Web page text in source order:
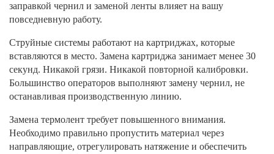
заправкой чернил и заменой ленты влияет на вашу
повседневную работу.
Струйные системы работают на картриджах, которые
вставляются в место. Замена картриджа занимает менее 30
секунд. Никакой грязи. Никакой повторной калибровки.
Большинство операторов выполняют замену чернил, не
останавливая производственную линию.
Замена термолент требует повышенного внимания.
Необходимо правильно пропустить материал через
направляющие, отрегулировать натяжение и обеспечить